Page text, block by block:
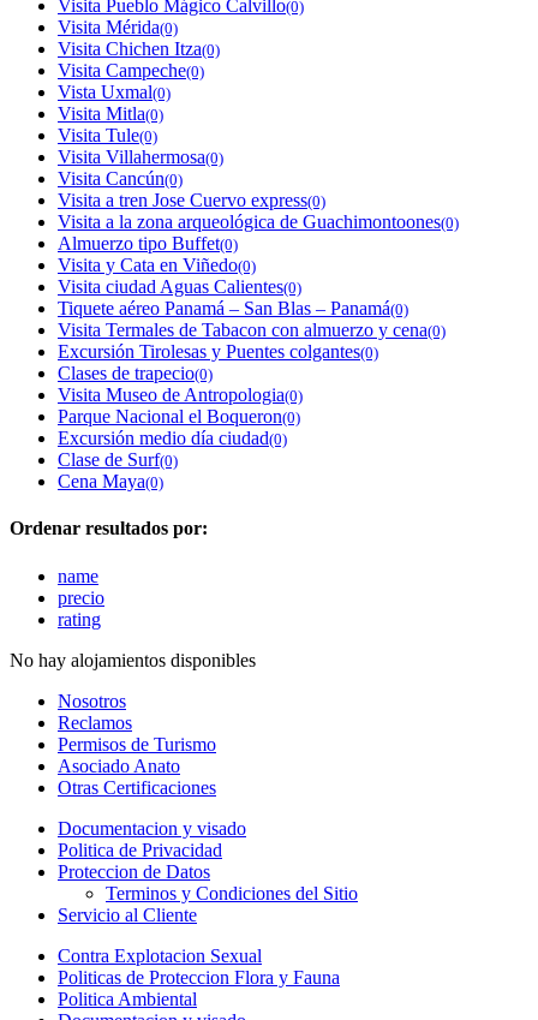
Visita Pueblo Mágico Calvillo(0)
Visita Mérida(0)
Visita Chichen Itza(0)
Visita Campeche(0)
Vista Uxmal(0)
Visita Mitla(0)
Visita Tule(0)
Visita Villahermosa(0)
Visita Cancún(0)
Visita a tren Jose Cuervo express(0)
Visita a la zona arqueológica de Guachimontoones(0)
Almuerzo tipo Buffet(0)
Visita y Cata en Viñedo(0)
Visita ciudad Aguas Calientes(0)
Tiquete aéreo Panamá – San Blas – Panamá(0)
Visita Termales de Tabacon con almuerzo y cena(0)
Excursión Tirolesas y Puentes colgantes(0)
Clases de trapecio(0)
Visita Museo de Antropologia(0)
Parque Nacional el Boqueron(0)
Excursión medio día ciudad(0)
Clase de Surf(0)
Cena Maya(0)
Ordenar resultados por:
name
precio
rating
No hay alojamientos disponibles
Nosotros
Reclamos
Permisos de Turismo
Asociado Anato
Otras Certificaciones
Documentacion y visado
Politica de Privacidad
Proteccion de Datos
Terminos y Condiciones del Sitio
Servicio al Cliente
Contra Explotacion Sexual
Politicas de Proteccion Flora y Fauna
Politica Ambiental